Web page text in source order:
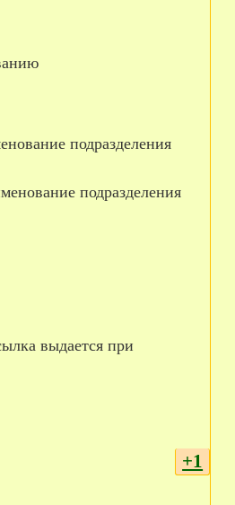
подразделения
подразделения
выдается при
+1